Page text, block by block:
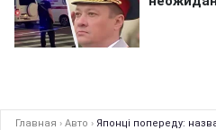
Главная › Авто › Японці попереду: